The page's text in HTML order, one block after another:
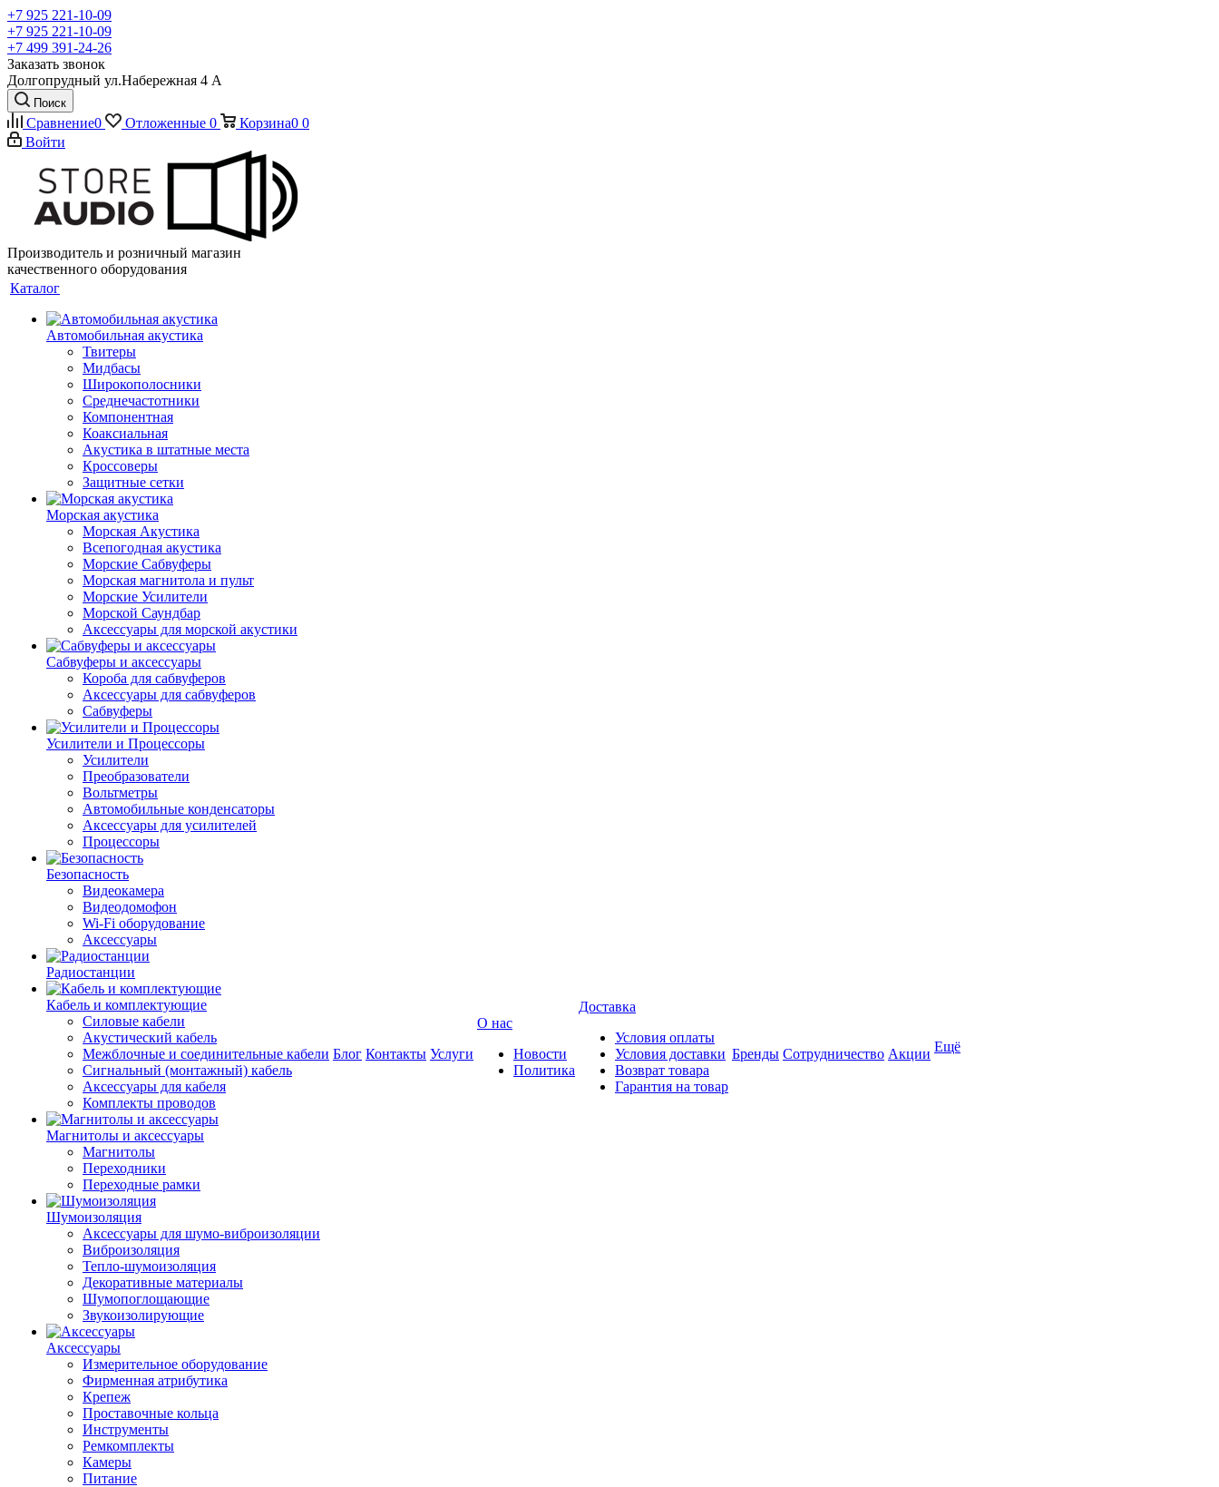
+7 925 221-10-09
+7 925 221-10-09
+7 499 391-24-26
Заказать звонок
Долгопрудный ул.Набережная 4 А
Поиск
Сравнение0 Отложенные 0 Корзина0 0
Войти
Производитель и розничный магазин
качественного оборудования
Каталог
Автомобильная акустика
Твитеры
Мидбасы
Широкополосники
Среднечастотники
Компонентная
Коаксиальная
Акустика в штатные места
Кроссоверы
Защитные сетки
Морская акустика
Морская Акустика
Всепогодная акустика
Морские Сабвуферы
Морская магнитола и пульт
Морские Усилители
Морской Cаундбар
Аксессуары для морской акустики
Сабвуферы и аксессуары
Короба для сабвуферов
Аксессуары для сабвуферов
Сабвуферы
Усилители и Процессоры
Усилители
Преобразователи
Вольтметры
Автомобильные конденсаторы
Аксессуары для усилителей
Процессоры
Безопасность
Видеокамера
Видеодомофон
Wi-Fi оборудование
Аксессуары
Радиостанции
Кабель и комплектующие
Силовые кабели
Акустический кабель
Межблочные и соединительные кабели
Сигнальный (монтажный) кабель
Аксессуары для кабеля
Комплекты проводов
Магнитолы и аксессуары
Магнитолы
Переходники
Переходные рамки
Шумоизоляция
Аксессуары для шумо-виброизоляции
Виброизоляция
Тепло-шумоизоляция
Декоративные материалы
Шумопоглощающие
Звукоизолирующие
Аксессуары
Измерительное оборудование
Фирменная атрибутика
Крепеж
Проставочные кольца
Инструменты
Ремкомплекты
Камеры
Питание
Блог Контакты Услуги
О нас
Новости
Политика
Доставка
Условия оплаты
Условия доставки
Возврат товара
Гарантия на товар
Бренды Сотрудничество Акции Ещё